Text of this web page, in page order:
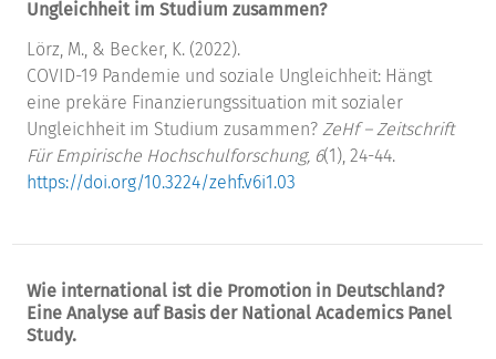
Ungleichheit im Studium zusammen?
Lörz, M., & Becker, K. (2022).
COVID-19 Pandemie und soziale Ungleichheit: Hängt
eine prekäre Finanzierungssituation mit sozialer
Ungleichheit im Studium zusammen? ZeHf – Zeitschrift
Für Empirische Hochschulforschung, 6(1), 24-44.
https://doi.org/10.3224/zehf.v6i1.03
Wie international ist die Promotion in Deutschland?
Eine Analyse auf Basis der National Academics Panel
Study.